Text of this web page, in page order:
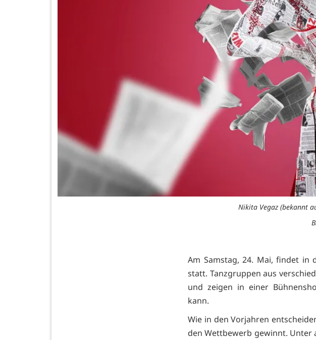
Nikita Vegaz (bekannt
Am Samstag, 24. Mai, findet in
statt. Tanzgruppen aus
und zeigen in einer
kann.
Wie in den Vorjahren
den Wettbewerb gewinnt. Unter